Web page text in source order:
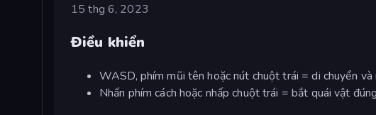
15 thg 6, 2023
Điều khiển
WASD, phím mũi tên hoặc nút chuột trái = di chuyển
Nhấn phím cách hoặc nhấp chuột trái = bắt quái vật